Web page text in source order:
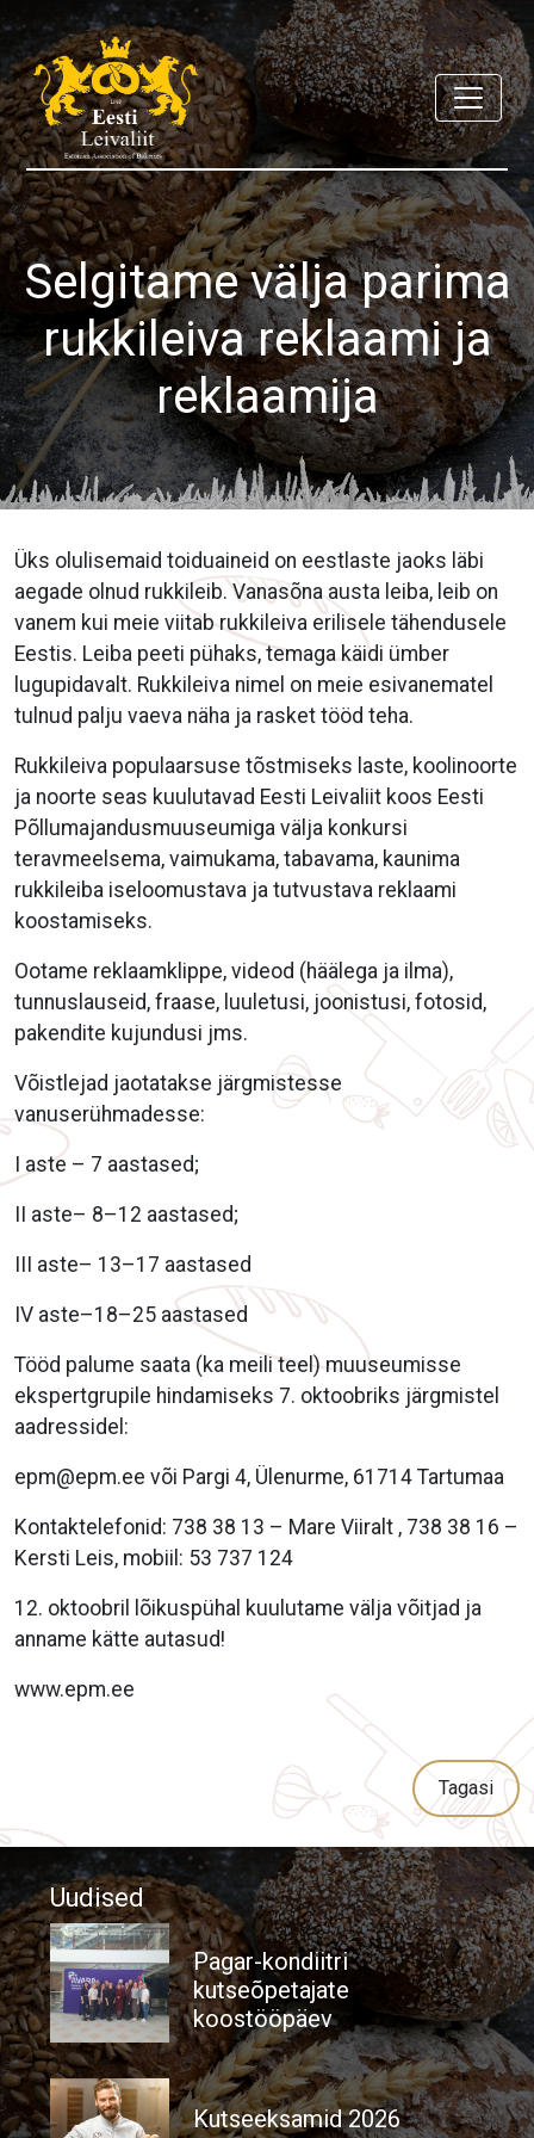
Selgitame välja parima
rukkileiva reklaami ja
reklaamija
Üks olulisemaid toiduaineid on eestlaste jaoks läbi
aegade olnud rukkileib. Vanasõna austa leiba, leib on
vanem kui meie viitab rukkileiva erilisele tähendusele
Eestis. Leiba peeti pühaks, temaga käidi ümber
lugupidavalt. Rukkileiva nimel on meie esivanematel
tulnud palju vaeva näha ja rasket tööd teha.
Rukkileiva populaarsuse tõstmiseks laste, koolinoorte
ja noorte seas kuulutavad Eesti Leivaliit koos Eesti
Põllumajandusmuuseumiga välja konkursi
teravmeelsema, vaimukama, tabavama, kaunima
rukkileiba iseloomustava ja tutvustava reklaami
koostamiseks.
Ootame reklaamklippe, videod (häälega ja ilma),
tunnuslauseid, fraase, luuletusi, joonistusi, fotosid,
pakendite kujundusi jms.
Võistlejad jaotatakse järgmistesse
vanuserühmadesse:
I aste – 7 aastased;
II aste– 8–12 aastased;
III aste– 13–17 aastased
IV aste–18–25 aastased
Tööd palume saata (ka meili teel) muuseumisse
ekspertgrupile hindamiseks 7. oktoobriks järgmistel
aadressidel:
epm@epm.ee või Pargi 4, Ülenurme, 61714 Tartumaa
Kontaktelefonid: 738 38 13 – Mare Viiralt , 738 38 16 –
Kersti Leis, mobiil: 53 737 124
12. oktoobril lõikuspühal kuulutame välja võitjad ja
anname kätte autasud!
www.epm.ee
Tagasi
Uudised
Pagar-kondiitri
kutseõpetajate
koostööpäev
Kutseeksamid 2026